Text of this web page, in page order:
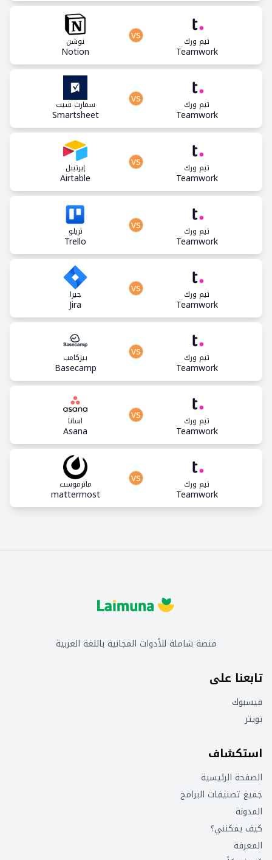
تيم ورك
Teamwork
نوشن
Notion
vs
تيم ورك
Teamwork
سمارت شيت
Smartsheet
vs
تيم ورك
Teamwork
إيرتيبل
Airtable
vs
تيم ورك
Teamwork
تريلو
Trello
vs
تيم ورك
Teamwork
جيرا
Jira
vs
تيم ورك
Teamwork
بيزكامب
Basecamp
vs
تيم ورك
Teamwork
اسانا
Asana
vs
تيم ورك
Teamwork
ماترموست
mattermost
vs
منصة شاملة للأدوات المجانية باللغة العربية
تابعنا على
فيسبوك
تويتر
استكشاف
الصفحة الرئيسية
جميع تصنيفات البرامج
المدونة
كيف يمكنني؟
المعرفة